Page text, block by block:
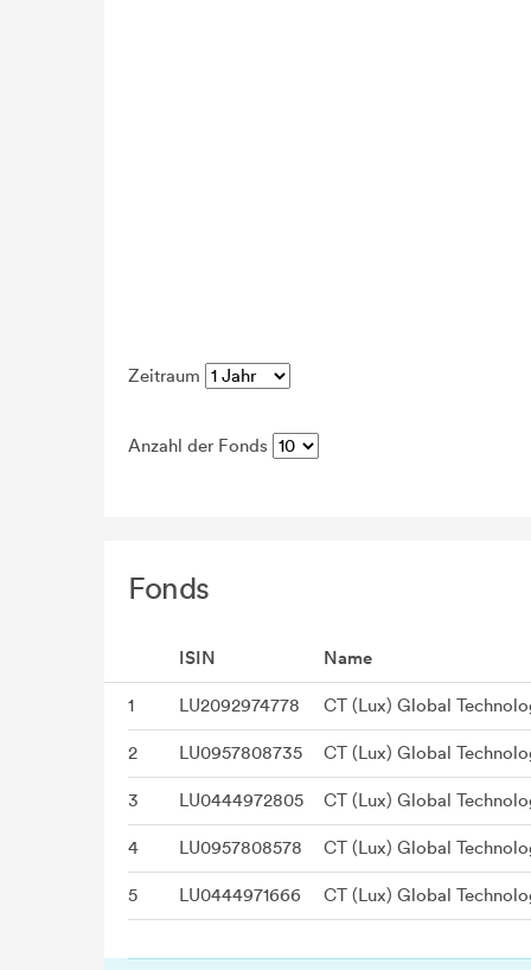
Zeitraum
Anzahl der Fonds
Fonds
ISIN Name
1 LU2092974778 CT (Lux) Global
2 LU0957808735 CT (Lux) Global
3 LU0444972805 CT (Lux) Global
4 LU0957808578 CT (Lux) Global
5 LU0444971666 CT (Lux) Global